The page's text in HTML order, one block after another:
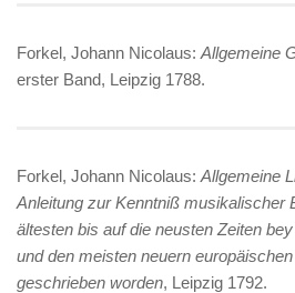
Forkel, Johann Nicolaus: Allgemeine
erster Band, Leipzig 1788.
Forkel, Johann Nicolaus: Allgemeine
Anleitung zur Kenntniß musikalischer
ältesten bis auf die neusten Zeiten
und den meisten neuern
geschrieben worden, Leipzig 1792.